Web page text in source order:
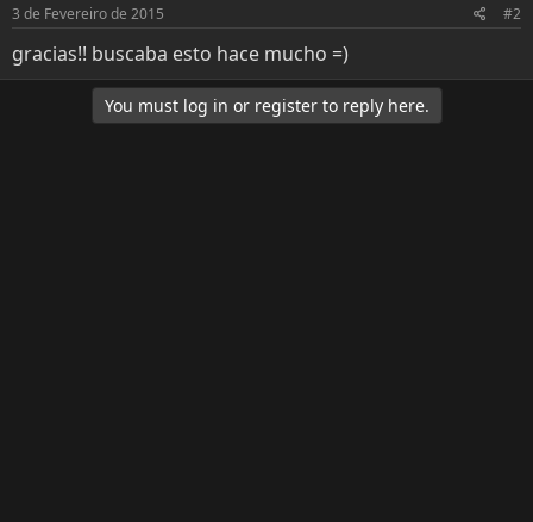
s
:
3 de Fevereiro de 2015 #2
gracias!! buscaba esto hace mucho =)
You must log in or register to reply here.